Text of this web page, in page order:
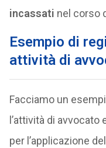
incassati nel corso
Esempio di
attività di
Facciamo un
l’attività di
per l’applicazione del